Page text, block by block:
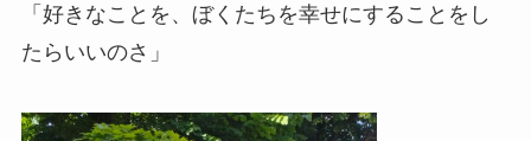
「好きなことを、ぼくたちを幸せにすることをし
たらいいのさ」